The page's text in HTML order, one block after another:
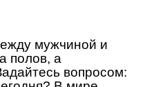
мужчиной и
полов, а
вопросом: